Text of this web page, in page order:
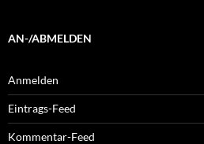
AN-/ABMELDEN
Anmelden
Eintrags-Feed
Kommentar-Feed